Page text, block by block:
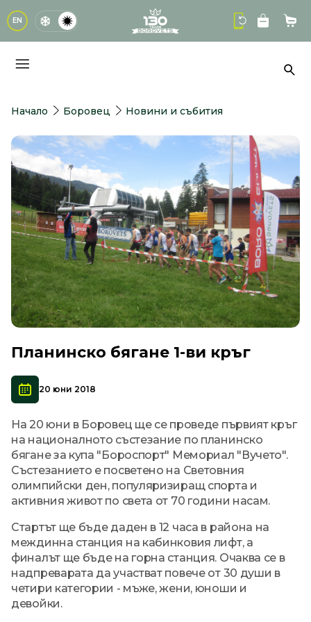
EN logo
Начало Боровец Новини и събития
Планинско бягане 1-ви кръг
20 юни 2018
На 20 юни в Боровец ще се проведе първият кръг
на националното състезание по планинско
бягане за купа "Бороспорт" Мемориал "Вучето".
Състезанието е посветено на Световния
олимпийски ден, популяризиращ спорта и
активния живот по света от 70 години насам.
Стартът ще бъде даден в 12 часа в района на
междинна станция на кабинковия лифт, а
финалът ще бъде на горна станция. Очаква се в
надпреварата да участват повече от 30 души в
четири категории - мъже, жени, юноши и
девойки.